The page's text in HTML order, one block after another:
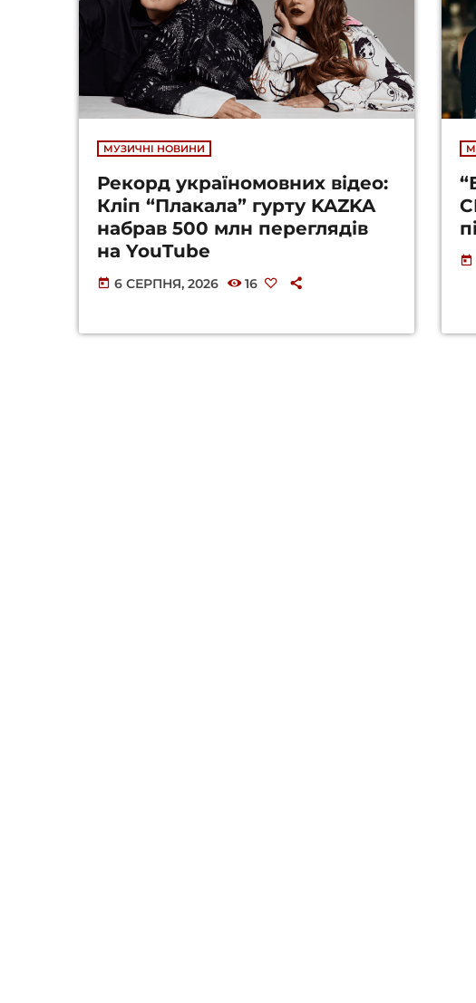
МУЗИЧНІ НОВИНИ
Рекорд україномовних відео:
Кліп “Плакала” гурту KAZKA
набрав 500 млн переглядів
на YouTube
today 6 СЕРПНЯ, 2026 16
today